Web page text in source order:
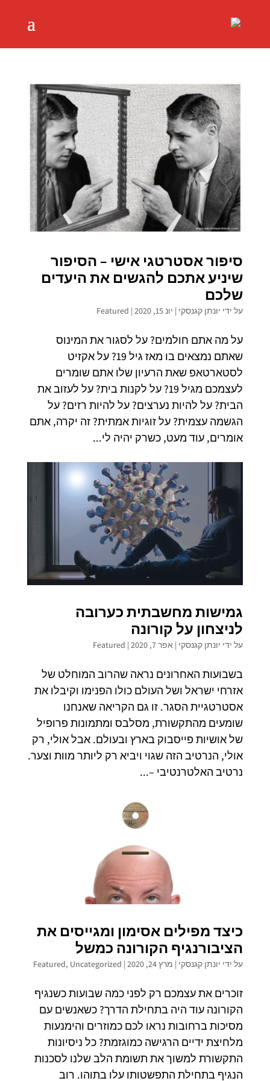
סיפור אסטרטגי אישי – הסיפור
שיניע אתכם להגשים את היעדים
שלכם
על ידי יונתן קגנסקי | יונ 15, 2020 |
Featured
על מה אתם חולמים? על לסגור את המינוס
שאתם נמצאים בו מאז גיל 19? על אקזיט
לסטארטאפ שאת הרעיון שלו אתם שומרים
לעצמכם מגיל 19? על לקנות בית? על לעזוב את
הבית? על להיות נערצים? על להיות רזים? על
הגשמה עצמית? על זוגיות אמתית? זה יקרה, אתם
אומרים, עוד מעט, כשרק יהיה לי...
גמישות מחשבתית כערובה
לניצחון על קורונה
על ידי יונתן קגנסקי | אפר 7, 2020 |
Featured
בשבועות האחרונים נראה שהרוב המוחלט של
אזרחי ישראל ושל העולם כולו הפנימו וקיבלו את
אסטרטגיית הסגר. זו גם הקריאה שאנחנו
שומעים מהתקשורת, מסלבס ומתמונות פרופיל
של אושיות פייסבוק בארץ ובעולם. אבל אולי, רק
אולי, הנרטיב הזה שגוי ויביא רק ליותר מוות וצער.
נרטיב האלטרנטיבי –...
כיצד מפילים אסימון ומגייסים את
הציבורנגיף הקורונה כמשל
על ידי יונתן קגנסקי | מרץ 24, 2020 |
Featured, Uncategorized
זוכרים את עצמכם רק לפני כמה שבועות כשנגיף
הקורונה עוד היה בתחילת הדרך? כשאנשים עם
מסיכות ברחובות נראו לכם כמוזרים והימנעות
מלחיצת ידיים הרגישה כמוגזמת? כל ניסיונות
התקשורת למשוך את תשומת הלב שלנו לסכנות
הנגיף בתחילת התפשטותו עלו בתוהו. רוב